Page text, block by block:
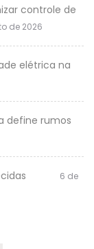
controle de
de 2026
elétrica na
define rumos
6 de